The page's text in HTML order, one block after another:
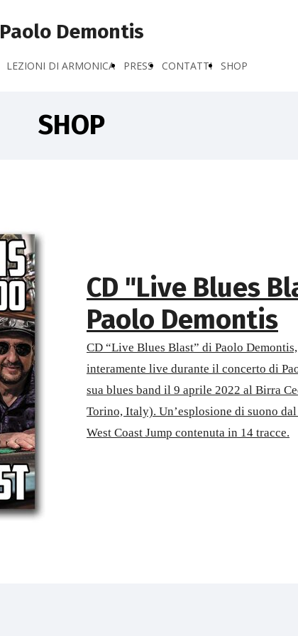
Paolo Demontis
LEZIONI DI ARMONICA PRESS CONTATTI SHOP
SHOP
CD "Live Blues
Paolo Demontis
CD “Live Blues Blast” di Paolo
interamente live durante il concerto di
sua blues band il 9 aprile 2022 al Birra
Torino, Italy). Un’esplosione di suono
West Coast Jump contenuta in 14 tracce.